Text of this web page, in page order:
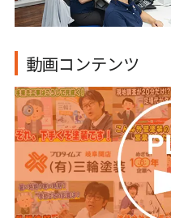
動画コンテンツ